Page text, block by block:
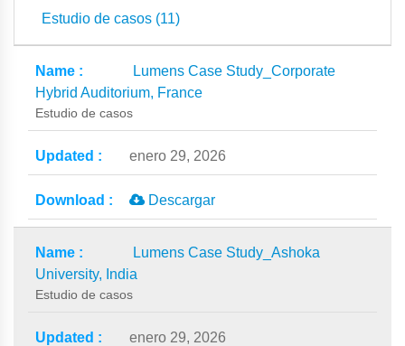
Estudio de casos (11)
Lumens Case Study_Corporate
Hybrid Auditorium, France
Estudio de casos
enero 29, 2026
Descargar
Lumens Case Study_Ashoka
University, India
Estudio de casos
enero 29, 2026